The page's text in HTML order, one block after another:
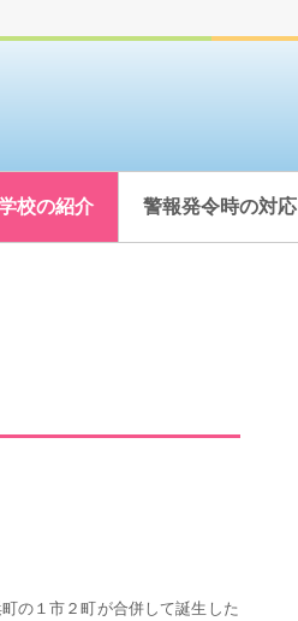
校の紹介 警報発令時の対応
の１市２町が合併して誕生した